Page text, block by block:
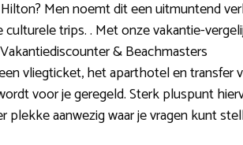
Men noemt dit een uitmuntend
trips. . Met onze vakantie-
& Beachmasters
vliegticket, het aparthotel en transfer
voor je geregeld. Sterk pluspunt
aanwezig waar je vragen kunt